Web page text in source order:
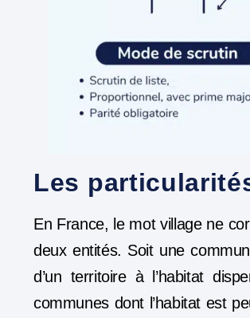
Les
En France, le mot village ne
deux entités. Soit une
d’un territoire à l’habitat
communes dont l’habitat est